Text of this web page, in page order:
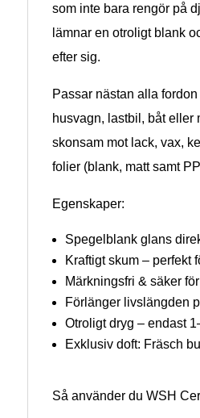
som inte bara rengör på
lämnar en otroligt blank
efter sig.
Passar nästan alla
husvagn, lastbil, båt eller
skonsam mot lack, vax,
folier (blank, matt samt
Egenskaper:
Spegelblank glans
Kraftigt skum – perfekt
Märkningsfri & säker
Förlänger livslängden
Otroligt dryg – endast
Exklusiv doft: Fräsch
Så använder du WSH